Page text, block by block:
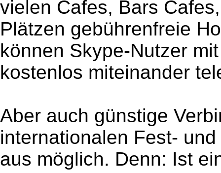
vielen Cafes, Bars
Plätzen gebührenfreie
können Skype-Nutzer
kostenlos miteinander
Aber auch günstige
internationalen Fest-
aus möglich. Denn: Ist